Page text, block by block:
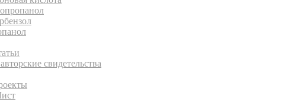
свидетельства